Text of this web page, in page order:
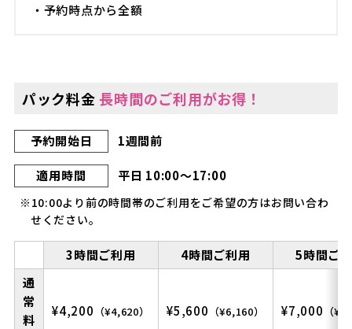
・予約時点から全額
パック料金 長時間のご利用がお得！
予約開始日 1週間前
適用時間 平日 10:00〜17:00
※10:00より前の時間帯のご利用をご希望の方はお問い合わ
せください。
3時間ご利用 4時間ご利用
5時間ご
通
常
料
¥4,200 （¥4,620） ¥5,600 （¥6,160） ¥7,000 （